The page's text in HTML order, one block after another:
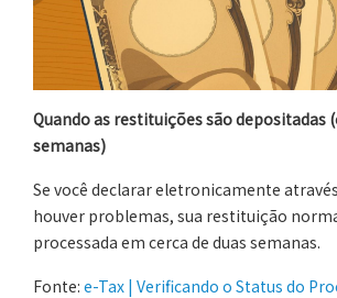
Quando as restituições são depositadas
semanas)
Se você declarar eletronicamente
houver problemas, sua restituição
processada em cerca de duas semanas.
Fonte: e-Tax | Verificando o Status do